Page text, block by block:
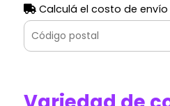
Calculá el costo de envío